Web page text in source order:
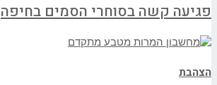
פגיעה קשה בסוחרי הסמים בחיפה
הצהבת